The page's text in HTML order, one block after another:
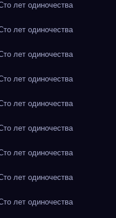
лет одиночества
лет одиночества
лет одиночества
лет одиночества
лет одиночества
лет одиночества
лет одиночества
лет одиночества
лет одиночества